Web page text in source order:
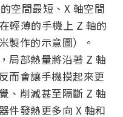
空間最短、X 軸空間
輕薄的手機上 Z 軸的
製作的示意圖）。
局部熱量將沿著 Z 軸
而會讓手機摸起來更
、削減甚至隔斷 Z 軸
件發熱更多向 X 軸和